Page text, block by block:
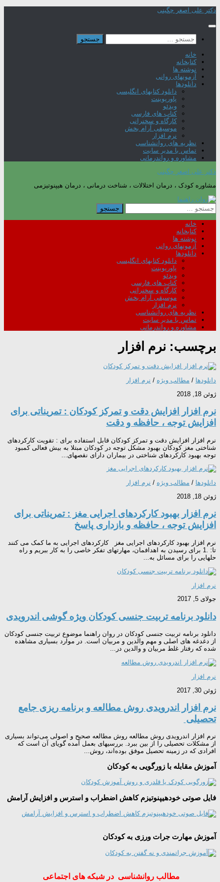
Skip
content
دکتر علی اصغر چگینی
جستجو
برای:
خانه
کتابخانه
نوشته ها
آزمونهای روانی
دانلودها
دانلود کتابهای انگلیسی
پاورپوینت
ویدئو
کتاب های فارسی
کارگاه و سخنرانی
موسیقی آرام بخش
نرم افزار
نظریه های روانشناسی
تماس با مدیر سایت
مشاوره و رواندرمانی
دکتر علی اصغر چگینی
مشاوره کودک ، درمان اختلالات ، شناخت درمانی ، درمان هیپنوتیزمی
جستجو
برای:
خانه
کتابخانه
نوشته ها
آزمونهای روانی
دانلودها
دانلود کتابهای انگلیسی
پاورپوینت
ویدئو
کتاب های فارسی
کارگاه و سخنرانی
موسیقی آرام بخش
نرم افزار
نظریه های روانشناسی
تماس با مدیر سایت
مشاوره و رواندرمانی
برچسب: نرم افزار
دانلودها / مطالب ویژه / نرم افزار
ژوئن 18, 2018
نرم افزار افزایش دقت و تمرکز کودکان : تمریناتی برای
افزایش توجه ، حافظه و دقت
نرم افزار افزایش دقت و تمرکز کودکان قابل استفاده برای : تقویت کارکردهای
شناختی مغز کودکان بهبود مشکل توجه در کودکان مبتلا به بیش فعالی کمبود
توجه بهبود کارکردهای شناختی در بیماران دارای نقصهای...
دانلودها / مطالب ویژه / نرم افزار
ژوئن 18, 2018
نرم افزار بهبود کارکردهای اجرایی مغز : تمریناتی برای
افزایش توجه ، حافظه و بازداری پاسخ
نرم افزار بهبود کارکردهای اجرایی مغز کارکردهای اجرایی به ما کمک می کنند
تا: .1 برای رسیدن به اهدافمان، مهارتهای تفکر خاصی را به کار ببریم و راه
حلهایی را برای مسائل به...
نرم افزار
جولای 5, 2017
دانلود برنامه تربیت جنسی کودکان ویژه گوشی اندرویدی
دانلود برنامه تربیت جنسی کودکان در روان راهنما موضوع تربیت جنسی کودکان
از دغدغه های اصلی و مهم والدین و مربیان است. در موارد بسیاری مشاهده
شده که رفتار غلط مربیان و والدین در...
نرم افزار
ژوئن 30, 2017
نرم افزار اندرویدی روش مطالعه و برنامه ریزی جامع
تحصیلی
نرم افزار اندرویدی روش مطالعه روش مطالعه صحیح و اصولی می‌تواند بسیاری
از مشکلات تحصیلی را از بین ببرد. بررسیهای بعمل آمده گویای آن است که
افرادی که در زمینه تحصیل موفق بوده‌اند، روش...
آموزش مقابله با زورگویی به کودکان
فایل صوتی خودهیپنوتیزم کاهش اضطراب و استرس و افزایش آرامش
آموزش مهارت جرات ورزی به کودکان
مطالب روانشناسی در شبکه های اجتماعی